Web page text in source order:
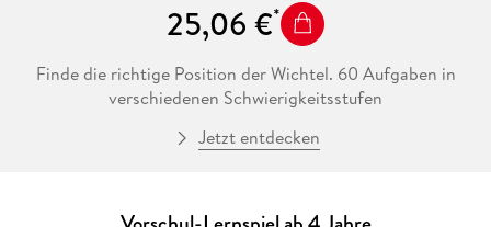
25,06 €
Finde die richtige Position der Wichtel. 60 Aufgaben in
verschiedenen Schwierigkeitsstufen
Jetzt entdecken